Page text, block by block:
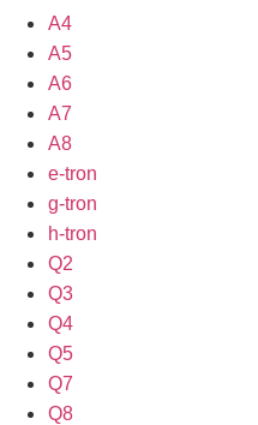
A4
A5
A6
A7
A8
e-tron
g-tron
h-tron
Q2
Q3
Q4
Q5
Q7
Q8